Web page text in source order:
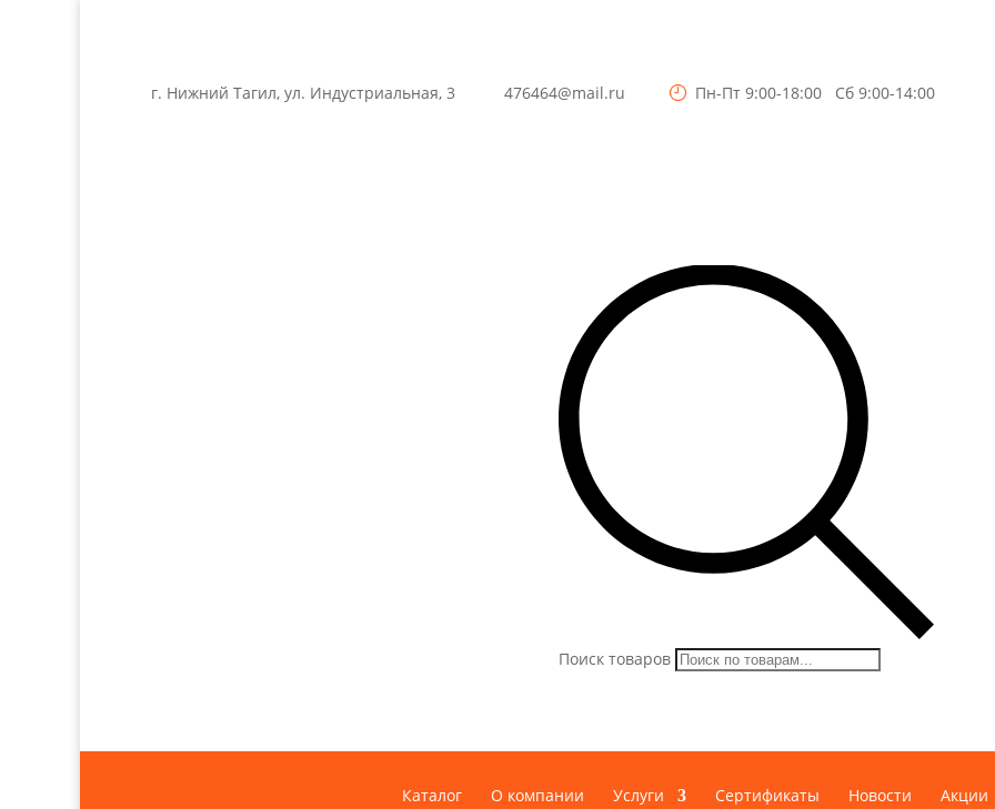
г. Нижний Тагил, ул. Индустриальная, 3 476464@mail.ru Пн-Пт 9:00-18:00 Сб 9:00-14:00
Поиск товаров
Каталог О компании Услуги Сертификаты Новости Акции